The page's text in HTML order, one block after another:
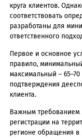
круга клиентов.
соответствовать
разработаны для
ответственного
Первое и основное
правило,
максимальный –
подтверждения
клиента.
Важным требованием
регистрации на
регионе обращения